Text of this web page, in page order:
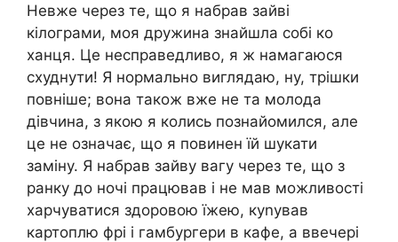
Невже через те, що я набрав зайві
кілограми, моя дружина знайшла собі ко
ханця. Це несправедливо, я ж намагаюся
схуднути! Я нормально виглядаю, ну, трішки
повніше; вона також вже не та молода
дівчина, з якою я колись познайомился, але
це не означає, що я повинен їй шукати
заміну. Я набрав зайву вагу через те, що з
ранку до ночі працював і не мав можливості
харчуватися здоровою їжею, куnував
картоплю фрі і гамбургери в кафе, а ввечері